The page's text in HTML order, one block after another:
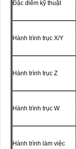
Đặc điểm kỹ thuật
Hành trình trục X/Y
Hành trình trục Z
Hành trình trục W
Hành trình làm việc